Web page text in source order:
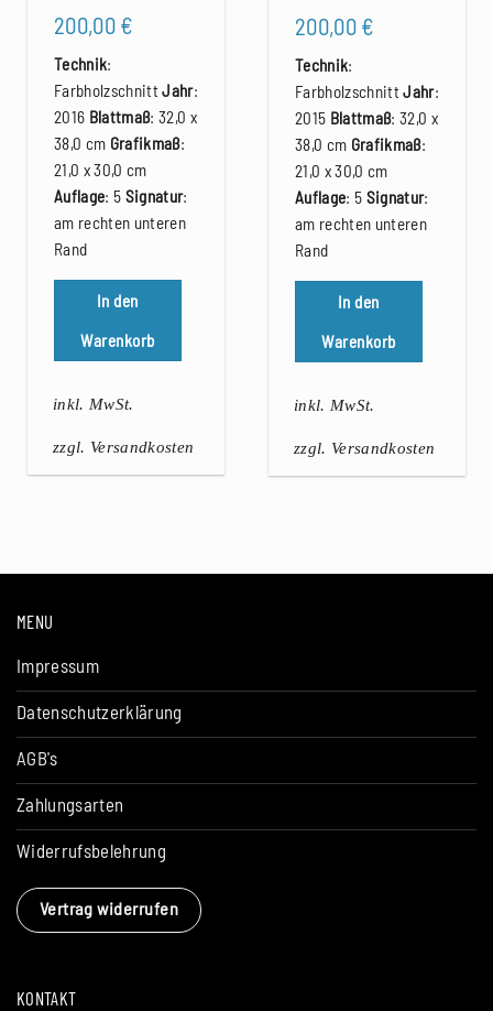
200,00 €
Technik:
FarbholzschnittJahr:
2016 Blattmaß: 32,0 x
38,0 cm Grafikmaß:
21,0 x 30,0 cm
Auflage: 5 Signatur:
am rechten unteren
Rand
In den
Warenkorb
inkl. MwSt.
zzgl. Versandkosten
200,00 €
Technik:
FarbholzschnittJahr:
2015 Blattmaß: 32,0 x
38,0 cm Grafikmaß:
21,0 x 30,0 cm
Auflage: 5 Signatur:
am rechten unteren
Rand
In den
Warenkorb
inkl. MwSt.
zzgl. Versandkosten
KONTAKT
MENU
Impressum
Datenschutzerklärung
AGB's
Zahlungsarten
Widerrufsbelehrung
Vertrag widerrufen